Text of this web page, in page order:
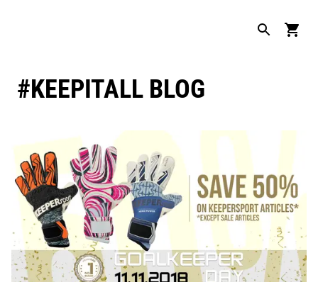
#KEEPITALL BLOG